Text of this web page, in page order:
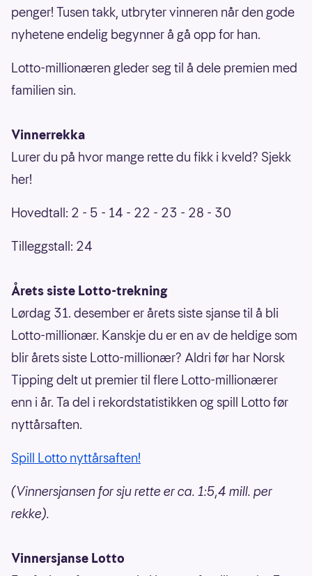
penger! Tusen takk, utbryter vinneren når den gode
nyhetene endelig begynner å gå opp for han.
Lotto-millionæren gleder seg til å dele premien med
familien sin.
Vinnerrekka
Lurer du på hvor mange rette du fikk i kveld? Sjekk
her!
Hovedtall: 2 - 5 - 14 - 22 - 23 - 28 - 30
Tilleggstall: 24
Årets siste Lotto-trekning
Lørdag 31. desember er årets siste sjanse til å bli
Lotto-millionær. Kanskje du er en av de heldige som
blir årets siste Lotto-millionær? Aldri før har Norsk
Tipping delt ut premier til flere Lotto-millionærer
enn i år. Ta del i rekordstatistikken og spill Lotto før
nyttårsaften.
Spill Lotto nyttårsaften!
(Vinnersjansen for sju rette er ca. 1:5,4 mill. per
rekke).
Vinnersjanse Lotto